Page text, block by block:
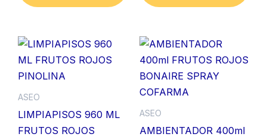
ASEO
LIMPIAPISOS 960 ML
FRUTOS ROJOS
ASEO
AMBIENTADOR 400ml